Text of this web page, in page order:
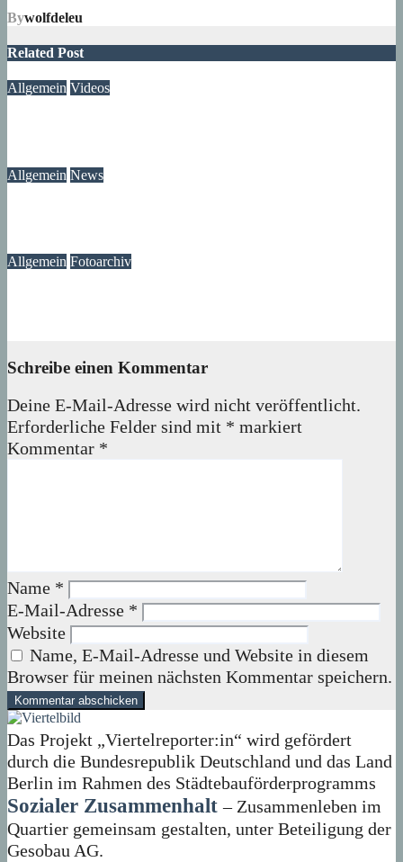
Bywolfdeleu
Related Post
Allgemein Videos
Allgemein News
Allgemein Fotoarchiv
Schreibe einen Kommentar
Deine E-Mail-Adresse wird nicht veröffentlicht.
Erforderliche Felder sind mit * markiert
Kommentar *
Name *
E-Mail-Adresse *
Website
Name, E-Mail-Adresse und Website in diesem
Browser für meinen nächsten Kommentar speichern.
Das Projekt „Viertelreporter:in“ wird gefördert
durch die Bundesrepublik Deutschland und das Land
Berlin im Rahmen des Städtebauförderprogramms
Sozialer Zusammenhalt – Zusammenleben im
Quartier gemeinsam gestalten, unter Beteiligung der
Gesobau AG.